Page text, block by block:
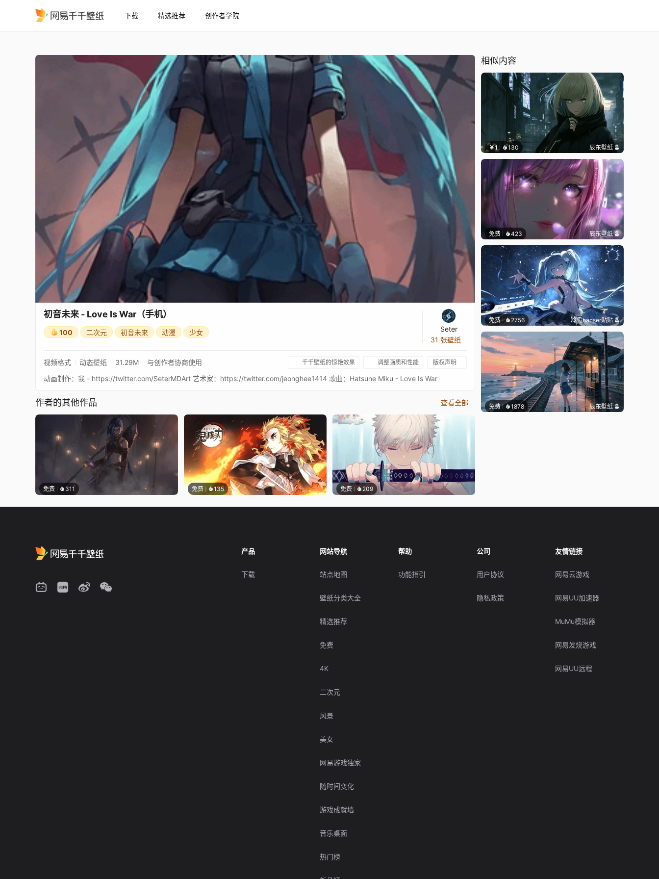
下载 精选推荐 创作者学院
初音未来 - Love Is War（手机）
100 二次元 初音未来 动漫 少女
Seter
31 张壁纸
视频格式 动态壁纸 31.29M 与创作者协商使用 千千壁纸的惊艳效果 调整画质和性能 版权声明
动画制作：我 - https://twitter.com/SeterMDArt 艺术家：https://twitter.com/jeonghee1414 歌曲：Hatsune Miku - Love Is War
作者的其他作品 查看全部
免费 311 免费 135 免费 209
相似内容
￥1 130 辰东壁纸
免费 423 辰东壁纸
免费 2756 冷鸟hanser贴贴
免费 1878 辰东壁纸
产品
下载
网站导航
站点地图
壁纸分类大全
精选推荐
免费
4K
二次元
风景
美女
网易游戏独家
随时间变化
游戏成就墙
音乐桌面
热门榜
帮助
功能指引
公司
用户协议
隐私政策
友情链接
网易云游戏
网易UU加速器
MuMu模拟器
网易发烧游戏
网易UU远程